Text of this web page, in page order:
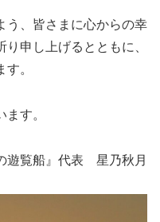
う、皆さまに心からの幸
申し上げるとともに、
。
す。
』代表 星乃秋月